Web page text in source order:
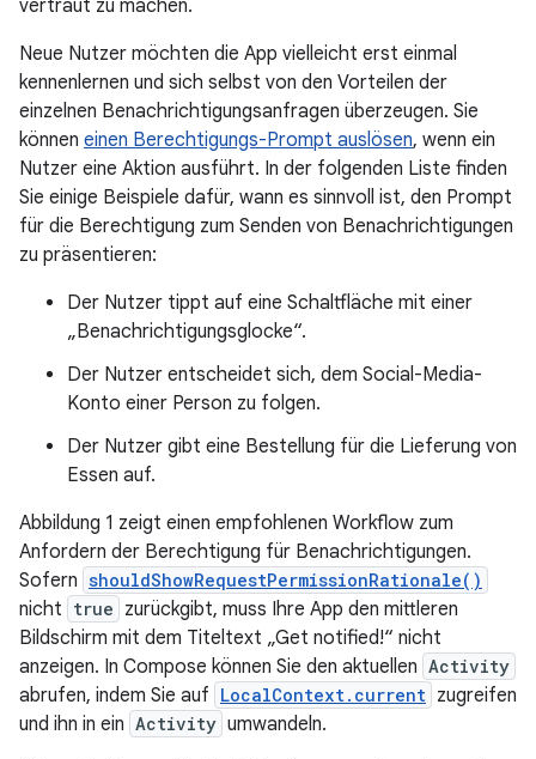
vertraut zu machen.
Neue Nutzer möchten die App vielleicht erst einmal
kennenlernen und sich selbst von den Vorteilen der
einzelnen Benachrichtigungsanfragen überzeugen. Sie
können einen Berechtigungs-Prompt auslösen, wenn ein
Nutzer eine Aktion ausführt. In der folgenden Liste finden
Sie einige Beispiele dafür, wann es sinnvoll ist, den Prompt
für die Berechtigung zum Senden von Benachrichtigungen
zu präsentieren:
Der Nutzer tippt auf eine Schaltfläche mit einer
„Benachrichtigungsglocke“.
Der Nutzer entscheidet sich, dem Social-Media-
Konto einer Person zu folgen.
Der Nutzer gibt eine Bestellung für die Lieferung von
Essen auf.
Abbildung 1 zeigt einen empfohlenen Workflow zum
Anfordern der Berechtigung für Benachrichtigungen.
Sofern shouldShowRequestPermissionRationale()
nicht true zurückgibt, muss Ihre App den mittleren
Bildschirm mit dem Titeltext „Get notified!“ nicht
anzeigen. In Compose können Sie den aktuellen Activity
abrufen, indem Sie auf LocalContext.current zugreifen
und ihn in ein Activity umwandeln.